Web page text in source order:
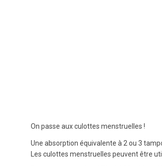
On passe aux culottes menstruelles !
Une absorption équivalente à 2 ou 3
Les culottes menstruelles peuvent être